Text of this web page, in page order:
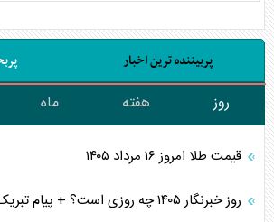
پربیننده ترین اخبار
روز هفته ماه
قیمت طلا امروز ۱۶ مرداد ۱۴۰۵
روز خبرنگار ۱۴۰۵ چه روزی است؟ + پیام تبریک روز خبرنگار ۱۴۰۵